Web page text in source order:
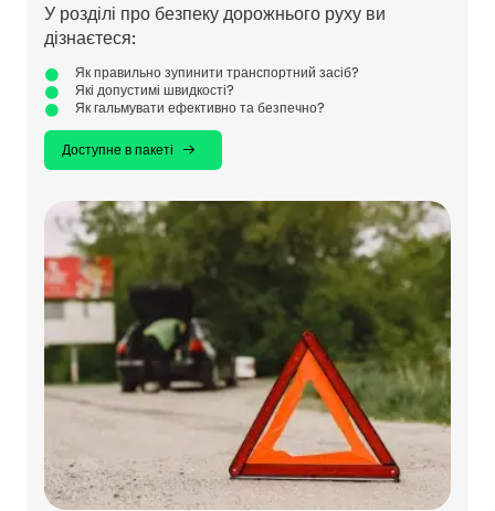
У розділі про безпеку дорожнього руху ви
дізнаєтеся:
Як правильно зупинити транспортний засіб?
Які допустимі швидкості?
Як гальмувати ефективно та безпечно?
Доступне в пакеті